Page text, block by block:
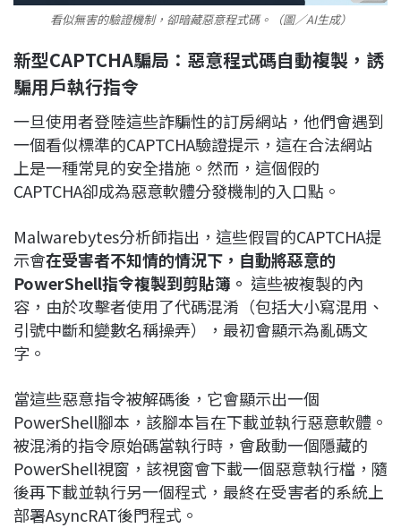
看似無害的驗證機制，卻暗藏惡意程式碼。（圖／AI生成）
新型CAPTCHA騙局：惡意程式碼自動複製，誘
騙用戶執行指令
一旦使用者登陸這些詐騙性的訂房網站，他們會遇到
一個看似標準的CAPTCHA驗證提示，這在合法網站
上是一種常見的安全措施。然而，這個假的
CAPTCHA卻成為惡意軟體分發機制的入口點。
Malwarebytes分析師指出，這些假冒的CAPTCHA提
示會在受害者不知情的情況下，自動將惡意的
PowerShell指令複製到剪貼簿。 這些被複製的內
容，由於攻擊者使用了代碼混淆（包括大小寫混用、
引號中斷和變數名稱操弄），最初會顯示為亂碼文
字。
當這些惡意指令被解碼後，它會顯示出一個
PowerShell腳本，該腳本旨在下載並執行惡意軟體。
被混淆的指令原始碼當執行時，會啟動一個隱藏的
PowerShell視窗，該視窗會下載一個惡意執行檔，隨
後再下載並執行另一個程式，最終在受害者的系統上
部署AsyncRAT後門程式。